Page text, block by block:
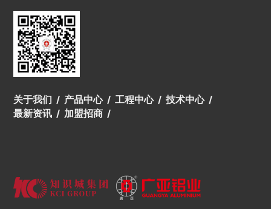
关于我们 产品中心 工程中心
技术中心
最新资讯
加盟招商